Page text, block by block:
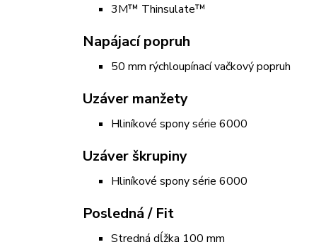
3M™ Thinsulate™
Napájací popruh
50 mm rýchloupínací vačkový popruh
Uzáver manžety
Hliníkové spony série 6000
Uzáver škrupiny
Hliníkové spony série 6000
Posledná / Fit
Stredná dĺžka 100 mm